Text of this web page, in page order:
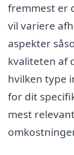
fremmest er
vil variere
aspekter
kvaliteten af
hvilken type
for dit
mest